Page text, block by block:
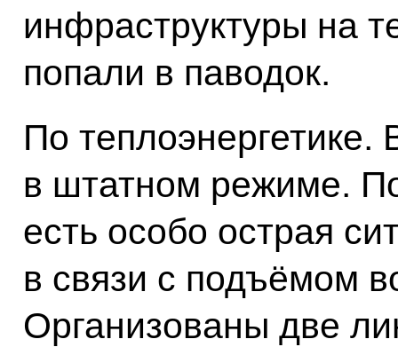
инфраструктуры на
попали в паводок.
По
в штатном режиме.
есть особо острая
в связи с подъёмом
Организованы две